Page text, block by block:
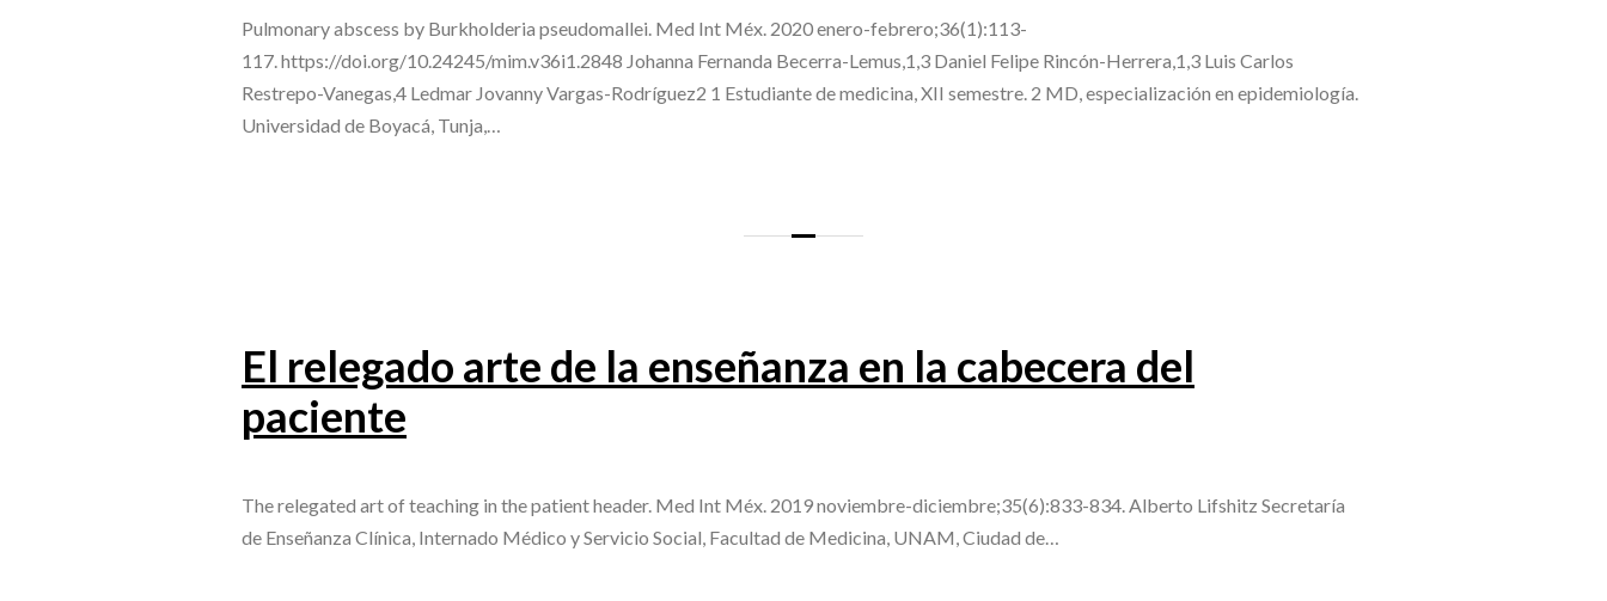
Pulmonary abscess by Burkholderia pseudomallei. Med Int Méx. 2020 enero-febrero;36(1):113-
117. https://doi.org/10.24245/mim.v36i1.2848 Johanna Fernanda Becerra-Lemus,1,3 Daniel Felipe Rincón-Herrera,1,3 Luis Carlos
Restrepo-Vanegas,4 Ledmar Jovanny Vargas-Rodríguez2 1 Estudiante de medicina, XII semestre. 2 MD, especialización en epidemiología.
Universidad de Boyacá, Tunja,…
El relegado arte de la enseñanza en la cabecera del
paciente
The relegated art of teaching in the patient header. Med Int Méx. 2019 noviembre-diciembre;35(6):833-834. Alberto Lifshitz Secretaría
de Enseñanza Clínica, Internado Médico y Servicio Social, Facultad de Medicina, UNAM, Ciudad de…